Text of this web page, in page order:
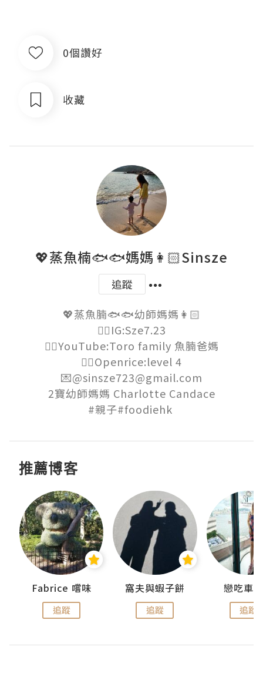
0個讚好
收藏
💖蒸魚楠🐟🐟媽媽👩🏻Sinsze
追蹤
💖蒸魚腩🐟🐟幼師媽媽👩🏻
👉🏻IG:Sze7.23
👉🏻YouTube:Toro family 魚腩爸媽
👉🏻Openrice:level 4
💌@sinsze723@gmail.com
2寶幼師媽媽 Charlotte Candace
#親子#foodiehk
推薦博客
Fabrice 嚐味
追蹤
窩夫與蝦子餅
追蹤
戀吃車
追蹤